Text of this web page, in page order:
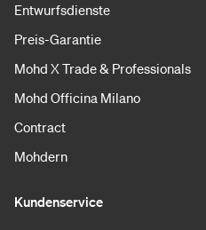
Entwurfsdienste
Preis-Garantie
Mohd X Trade & Professionals
Mohd Officina Milano
Contract
Mohdern
Kundenservice